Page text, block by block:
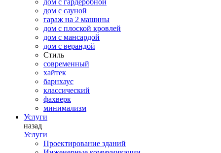
дом с гардеробной
дом с сауной
гараж на 2 машины
дом с плоской кровлей
дом с мансардой
дом с верандой
Стиль
современный
хайтек
барнхаус
классический
фахверк
минимализм
Услуги
назад
Услуги
Проектирование зданий